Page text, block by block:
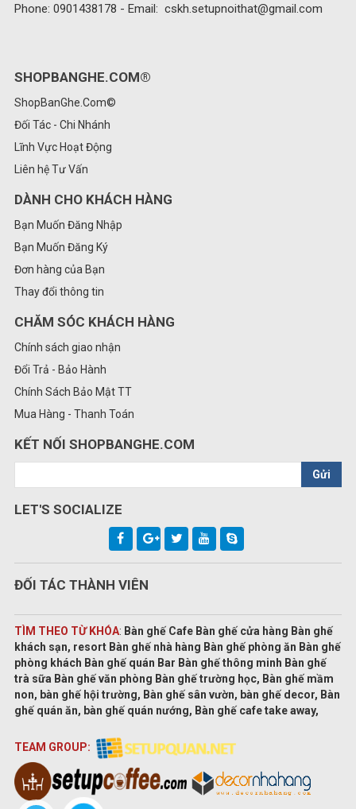
Phone: 0901438178 - Email: cskh.setupnoithat@gmail.com
SHOPBANGHE.COM®
ShopBanGhe.Com©
Đối Tác - Chi Nhánh
Lĩnh Vực Hoạt Động
Liên hệ Tư Vấn
DÀNH CHO KHÁCH HÀNG
Bạn Muốn Đăng Nhập
Bạn Muốn Đăng Ký
Đơn hàng của Bạn
Thay đổi thông tin
CHĂM SÓC KHÁCH HÀNG
Chính sách giao nhận
Đổi Trả - Bảo Hành
Chính Sách Bảo Mật TT
Mua Hàng - Thanh Toán
KẾT NỐI SHOPBANGHE.COM
Gửi
LET'S SOCIALIZE
ĐỐI TÁC THÀNH VIÊN
TÌM THEO TỪ KHÓA: Bàn ghế Cafe Bàn ghế cửa hàng Bàn ghế
khách sạn, resort Bàn ghế nhà hàng Bàn ghế phòng ăn Bàn ghế
phòng khách Bàn ghế quán Bar Bàn ghế thông minh Bàn ghế
trà sữa Bàn ghế văn phòng Bàn ghế trường học, Bàn ghế mầm
non, bàn ghế hội trường, Bàn ghế sân vườn, bàn ghế decor, Bàn
ghế quán ăn, bàn ghế quán nướng, Bàn ghế cafe take away,
TEAM GROUP: